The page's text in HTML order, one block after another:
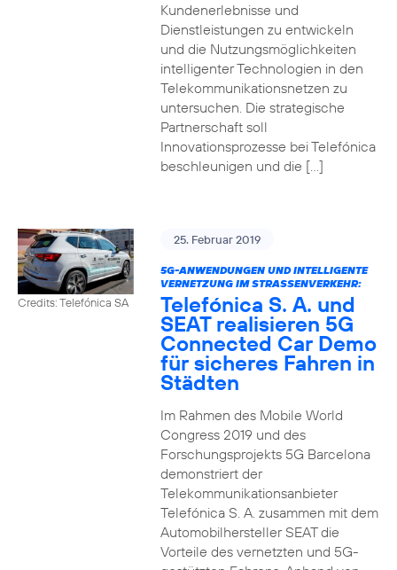
Kundenerlebnisse und
Dienstleistungen zu entwickeln
und die Nutzungsmöglichkeiten
intelligenter Technologien in den
Telekommunikationsnetzen zu
untersuchen. Die strategische
Partnerschaft soll
Innovationsprozesse bei Telefónica
beschleunigen und die […]
Credits: Telefónica SA
25. Februar 2019
5G-ANWENDUNGEN UND INTELLIGENTE
VERNETZUNG IM STRASSENVERKEHR:
Telefónica S. A. und
SEAT realisieren 5G
Connected Car Demo
für sicheres Fahren in
Städten
Im Rahmen des Mobile World
Congress 2019 und des
Forschungsprojekts 5G Barcelona
demonstriert der
Telekommunikationsanbieter
Telefónica S. A. zusammen mit dem
Automobilhersteller SEAT die
Vorteile des vernetzten und 5G-